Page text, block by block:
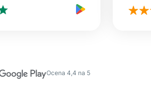
Ocena 4,4 na 5